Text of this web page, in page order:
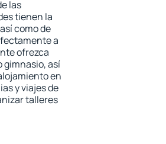
las
tienen la
como de
a
ofrezca
gimnasio, así
en
y viajes de
talleres